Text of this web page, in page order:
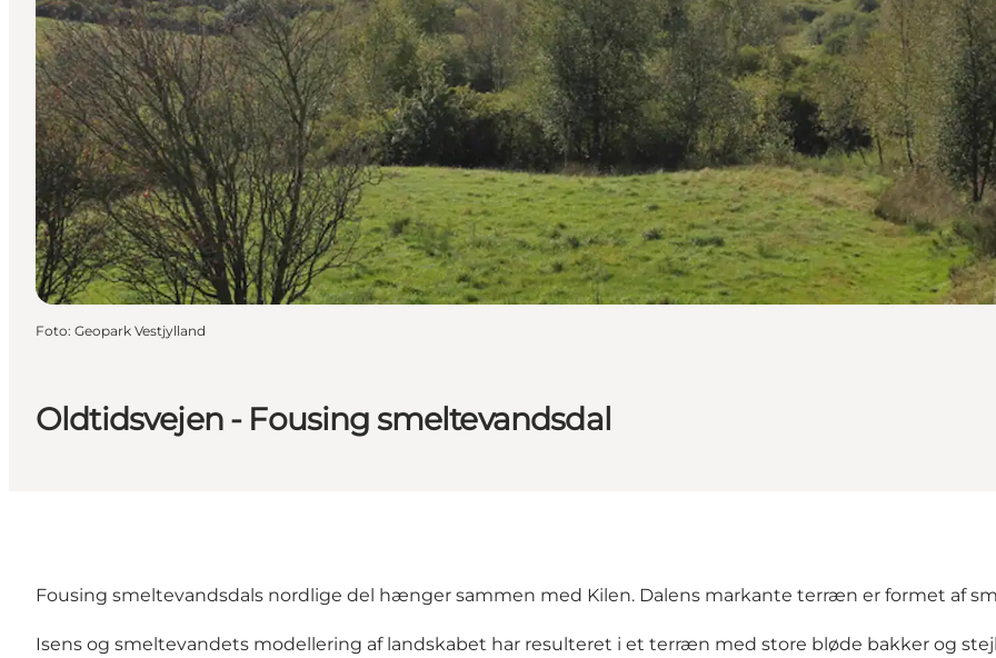
Oldtidsvejen - Fousing smeltevandsdal
Foto: Geopark Vestjylland
Fousing smeltevandsdals nordlige del hænger sammen med Kilen. Dalens markante terræn er formet af
Isens og smeltevandets modellering af landskabet har resulteret i et terræn med store bløde bakker og